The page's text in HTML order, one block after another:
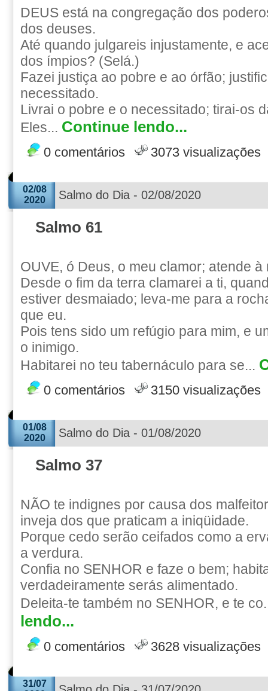
DEUS está na congregação dos
dos deuses.
Até quando julgareis injustamente, e
dos ímpios? (Selá.)
Fazei justiça ao pobre e ao órfão;
necessitado.
Livrai o pobre e o necessitado; tirai-os
Eles... Continue lendo...
0 comentários 3073 visualizações
02/08
2020
Salmo do Dia - 02/08/2020
Salmo 61
OUVE, ó Deus, o meu clamor; atende à
Desde o fim da terra clamarei a ti,
estiver desmaiado; leva-me para a
que eu.
Pois tens sido um refúgio para mim, e
o inimigo.
Habitarei no teu tabernáculo para se...
0 comentários 3150 visualizações
01/08
2020
Salmo do Dia - 01/08/2020
Salmo 37
NÃO te indignes por causa dos
inveja dos que praticam a iniqüidade.
Porque cedo serão ceifados como a
a verdura.
Confia no SENHOR e faze o bem;
verdadeiramente serás alimentado.
Deleita-te também no SENHOR, e te
lendo...
0 comentários 3628 visualizações
31/07